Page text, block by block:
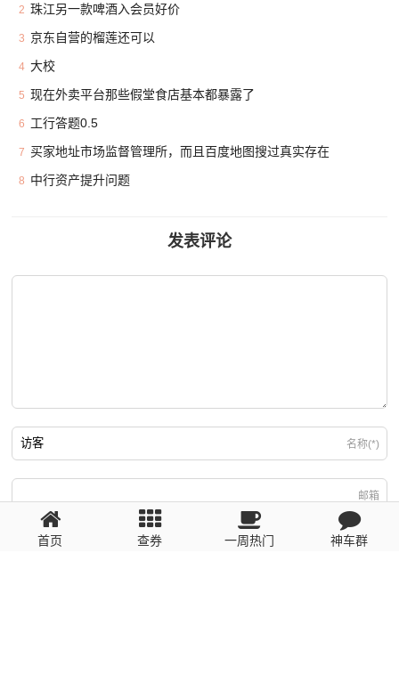
2 珠江另一款啤酒入会员好价
3 京东自营的榴莲还可以
4 大校
5 现在外卖平台那些假堂食店基本都暴露了
6 工行答题0.5
7 买家地址市场监督管理所，而且百度地图搜过真实存在
8 中行资产提升问题
发表评论
名称(*)
邮箱
回复需填写必要信息
首页 查券 一周热门 神车群